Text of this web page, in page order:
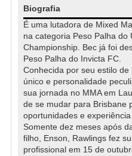
Biografia
É uma lutadora de Mixed
na categoria Peso Palha do
Championship. Bec já foi
Peso Palha do Invicta FC.
Conhecida por seu estilo
único e personalidade
sua jornada no MMA em
de se mudar para Brisbane
oportunidades e experiência
Somente dez meses após
filho, Enson, Rawlings fez
profissional em 15 de